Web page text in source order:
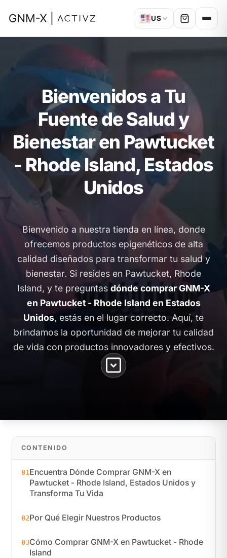
🇺🇸US
Bienvenidos a Tu
Fuente de Salud y
Bienestar en Pawtucket
- Rhode Island, Estados
Unidos
Bienvenido a nuestra tienda en línea, donde
ofrecemos productos epigenéticos de alta
calidad diseñados para transformar tu salud y
bienestar. Si resides en Pawtucket, Rhode
Island, y te preguntas dónde comprar GNM-X
en Pawtucket - Rhode Island en Estados
Unidos, estás en el lugar correcto. Aquí, te
brindamos la oportunidad de mejorar tu calidad
de vida con productos innovadores y efectivos.
CONTENIDO
01Encuentra Dónde Comprar GNM-X en
Pawtucket - Rhode Island, Estados Unidos y
Transforma Tu Vida
02Por Qué Elegir Nuestros Productos
03Cómo Comprar GNM-X en Pawtucket - Rhode
Island